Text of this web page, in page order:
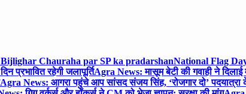
Chauraha par SP ka pradarshanNational Flag
प्रभावित रहेगी जलापूर्तिAgra News: मासूम बेटी की गवाही ने
Agra News: आगरा पहुंचे आप सांसद संजय सिंह, ‘रोजगार दो’ पदयात्रा